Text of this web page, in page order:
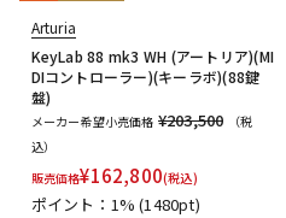
Arturia
KeyLab 88 mk3 WH (アートリア)(MI
DIコントローラー)(キーラボ)(88鍵
盤)
メーカー希望小売価格 ¥203,500
（税
込）
販売価格¥162,800(税込)
ポイント：1%(1480pt)